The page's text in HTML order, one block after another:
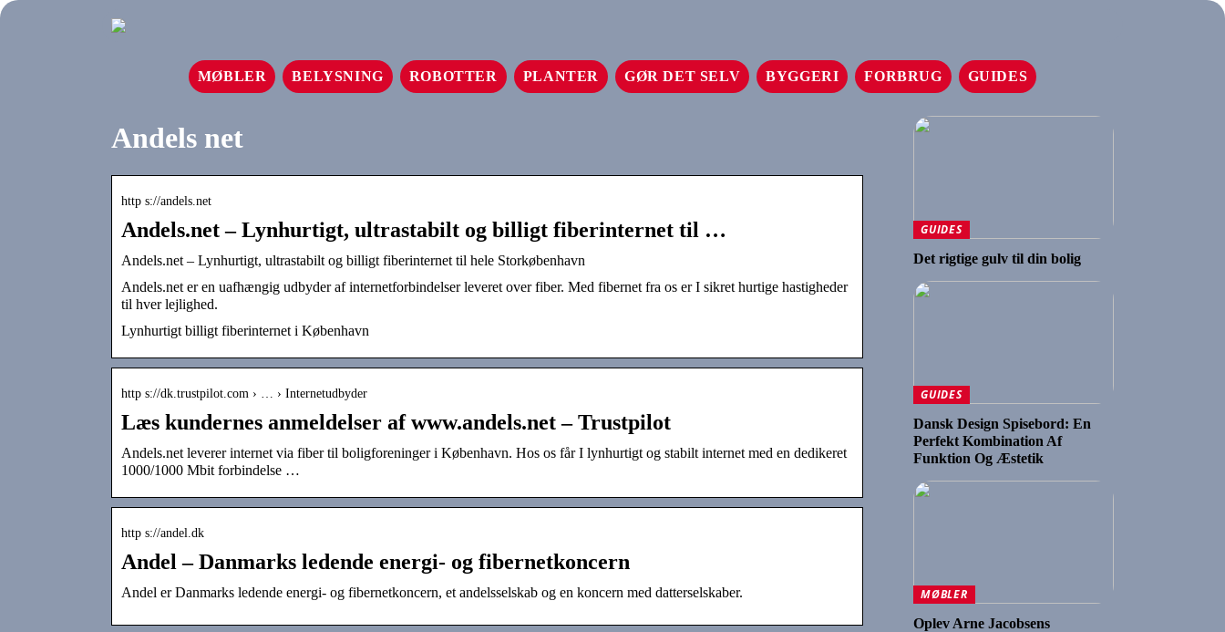
MØBLER BELYSNING ROBOTTER PLANTER GØR DET SELV BYGGERI FORBRUG GUIDES
Andels net
http s://andels.net
Andels.net – Lynhurtigt, ultrastabilt og billigt fiberinternet til …
Andels.net – Lynhurtigt, ultrastabilt og billigt fiberinternet til hele Storkøbenhavn
Andels.net er en uafhængig udbyder af internetforbindelser leveret over fiber. Med fibernet fra os er I sikret hurtige hastigheder
til hver lejlighed.
Lynhurtigt billigt fiberinternet i København
http s://dk.trustpilot.com › … › Internetudbyder
Læs kundernes anmeldelser af www.andels.net – Trustpilot
Andels.net leverer internet via fiber til boligforeninger i København. Hos os får I lynhurtigt og stabilt internet med en dedikeret
1000/1000 Mbit forbindelse …
http s://andel.dk
Andel – Danmarks ledende energi- og fibernetkoncern
Andel er Danmarks ledende energi- og fibernetkoncern, et andelsselskab og en koncern med datterselskaber.
GUIDES
Det rigtige gulv til din bolig
GUIDES
Dansk Design Spisebord: En
Perfekt Kombination Af
Funktion Og Æstetik
MØBLER
Oplev Arne Jacobsens